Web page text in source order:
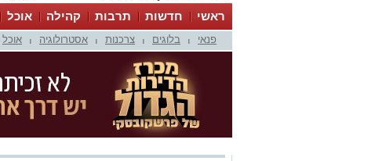
ראשי חדשות תרבות קהילה אוכל
פנאי בלוגים צרכנות אסטרולוגיה אוכל